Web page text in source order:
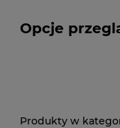
Opcje